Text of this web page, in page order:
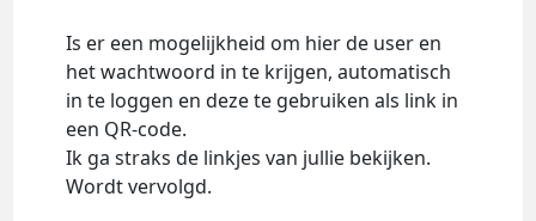
Is er een mogelijkheid om hier de user en
het wachtwoord in te krijgen, automatisch
in te loggen en deze te gebruiken als link in
een QR-code.
Ik ga straks de linkjes van jullie bekijken.
Wordt vervolgd.